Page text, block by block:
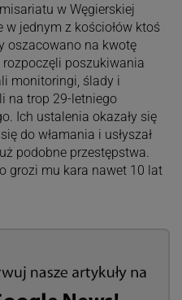
w Węgierskiej
w jednym z kościołów ktoś
oszacowano na kwotę
rozpoczęli poszukiwania
monitoringi, ślady i
na trop 29-letniego
Ich ustalenia okazały się
do włamania i usłyszał
podobne przestępstwa.
grozi mu kara nawet 10 lat